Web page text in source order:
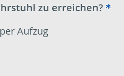
zu erreichen?
Aufzug